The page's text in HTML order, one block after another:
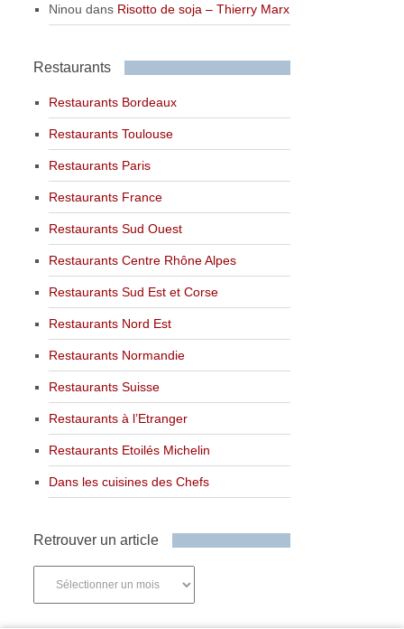
Ninou dans Risotto de soja – Thierry Marx
Restaurants
Restaurants Bordeaux
Restaurants Toulouse
Restaurants Paris
Restaurants France
Restaurants Sud Ouest
Restaurants Centre Rhône Alpes
Restaurants Sud Est et Corse
Restaurants Nord Est
Restaurants Normandie
Restaurants Suisse
Restaurants à l’Etranger
Restaurants Etoilés Michelin
Dans les cuisines des Chefs
Retrouver un article